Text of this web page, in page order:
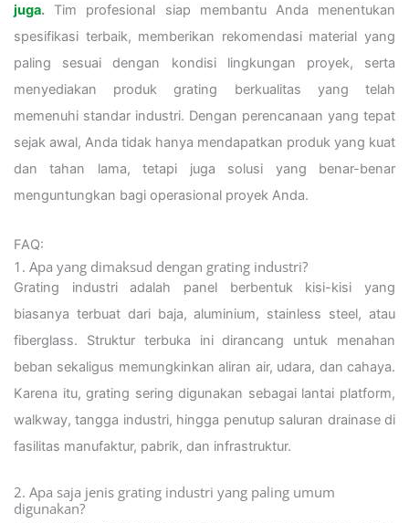
juga. Tim profesional siap membantu Anda menentukan
spesifikasi terbaik, memberikan rekomendasi material yang
paling sesuai dengan kondisi lingkungan proyek, serta
menyediakan produk grating berkualitas yang telah
memenuhi standar industri. Dengan perencanaan yang tepat
sejak awal, Anda tidak hanya mendapatkan produk yang kuat
dan tahan lama, tetapi juga solusi yang benar-benar
menguntungkan bagi operasional proyek Anda.
FAQ:
1. Apa yang dimaksud dengan grating industri?
Grating industri adalah panel berbentuk kisi-kisi yang
biasanya terbuat dari baja, aluminium, stainless steel, atau
fiberglass. Struktur terbuka ini dirancang untuk menahan
beban sekaligus memungkinkan aliran air, udara, dan cahaya.
Karena itu, grating sering digunakan sebagai lantai platform,
walkway, tangga industri, hingga penutup saluran drainase di
fasilitas manufaktur, pabrik, dan infrastruktur.
2. Apa saja jenis grating industri yang paling umum
digunakan?